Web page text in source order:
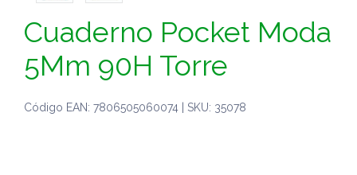
Cuaderno Pocket Moda
5Mm 90H Torre
Código EAN: 7806505060074 | SKU: 35078